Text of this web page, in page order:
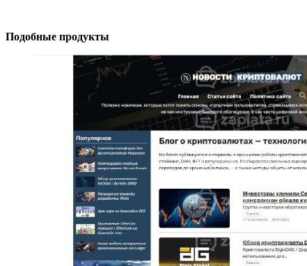
Подобные продукты